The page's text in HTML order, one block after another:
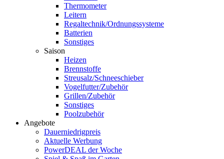
Thermometer
Leitern
Regaltechnik/Ordnungssysteme
Batterien
Sonstiges
Saison
Heizen
Brennstoffe
Streusalz/Schneeschieber
Vogelfutter/Zubehör
Grillen/Zubehör
Sonstiges
Poolzubehör
Angebote
Dauerniedrigpreis
Aktuelle Werbung
PowerDEAL der Woche